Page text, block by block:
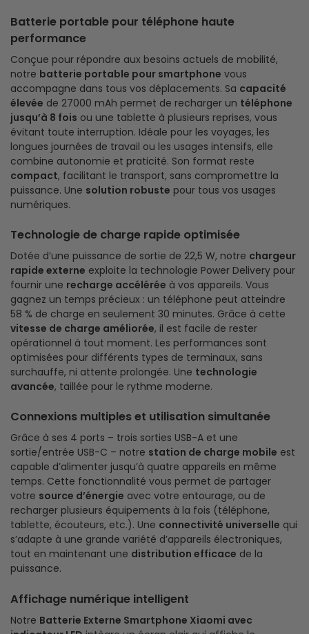
Batterie portable pour téléphone haute
performance
Conçue pour répondre aux besoins actuels de mobilité,
notre batterie portable pour smartphone vous
accompagne dans tous vos déplacements. Sa capacité
élevée de 27000 mAh permet de recharger un téléphone
jusqu’à 8 fois ou une tablette à plusieurs reprises, vous
évitant toute interruption. Idéale pour les voyages, les
longues journées de travail ou les usages intensifs, elle
combine autonomie et praticité. Son format reste
compact, facilitant le transport, sans compromettre la
puissance. Une solution robuste pour tous vos usages
numériques.
Technologie de charge rapide optimisée
Dotée d’une puissance de sortie de 22,5 W, notre chargeur
rapide externe exploite la technologie Power Delivery pour
fournir une recharge accélérée à vos appareils. Vous
gagnez un temps précieux : un téléphone peut atteindre
58 % de charge en seulement 30 minutes. Grâce à cette
vitesse de charge améliorée, il est facile de rester
opérationnel à tout moment. Les performances sont
optimisées pour différents types de terminaux, sans
surchauffe, ni attente prolongée. Une technologie
avancée, taillée pour le rythme moderne.
Connexions multiples et utilisation simultanée
Grâce à ses 4 ports – trois sorties USB-A et une
sortie/entrée USB-C – notre station de charge mobile est
capable d’alimenter jusqu’à quatre appareils en même
temps. Cette fonctionnalité vous permet de partager
votre source d’énergie avec votre entourage, ou de
recharger plusieurs équipements à la fois (téléphone,
tablette, écouteurs, etc.). Une connectivité universelle qui
s’adapte à une grande variété d’appareils électroniques,
tout en maintenant une distribution efficace de la
puissance.
Affichage numérique intelligent
Notre Batterie Externe Smartphone Xiaomi avec